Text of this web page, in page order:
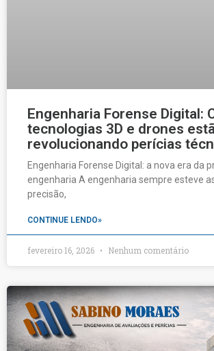
Engenharia Forense Digital:
tecnologias 3D e drones
revolucionando perícias
Engenharia Forense Digital: a nova era da
engenharia A engenharia sempre esteve
precisão,
CONTINUE LENDO»
fevereiro 16, 2026 Nenhum comentário